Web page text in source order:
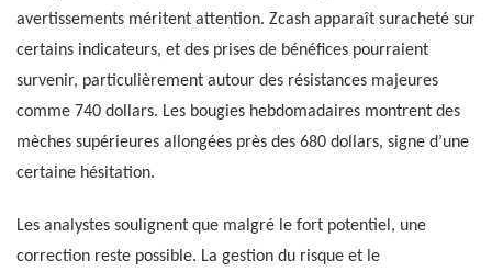
avertissements méritent attention. Zcash apparaît suracheté sur
certains indicateurs, et des prises de bénéfices pourraient
survenir, particulièrement autour des résistances majeures
comme 740 dollars. Les bougies hebdomadaires montrent des
mèches supérieures allongées près des 680 dollars, signe d’une
certaine hésitation.
Les analystes soulignent que malgré le fort potentiel, une
correction reste possible. La gestion du risque et le